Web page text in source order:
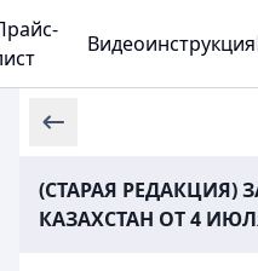
Видеоинструкция
(СТАРАЯ РЕДАКЦИЯ)
КАЗАХСТАН ОТ 4